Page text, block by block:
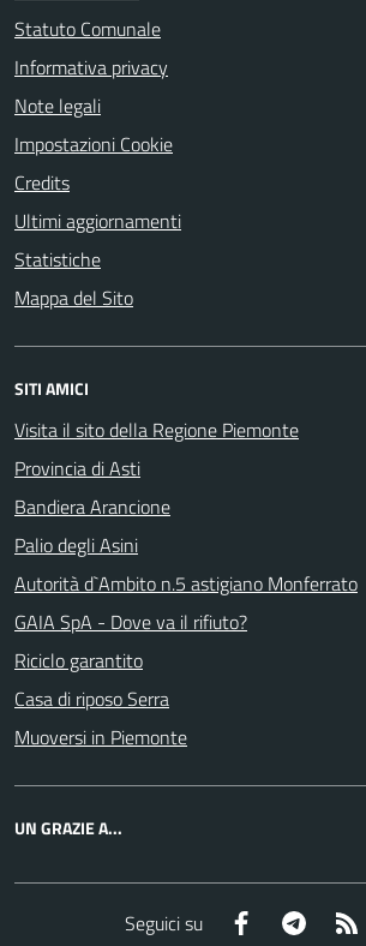
Statuto Comunale
Informativa privacy
Note legali
Impostazioni Cookie
Credits
Ultimi aggiornamenti
Statistiche
Mappa del Sito
SITI AMICI
Visita il sito della Regione Piemonte
Provincia di Asti
Bandiera Arancione
Palio degli Asini
Autorità d`Ambito n.5 astigiano Monferrato
GAIA SpA - Dove va il rifiuto?
Riciclo garantito
Casa di riposo Serra
Muoversi in Piemonte
UN GRAZIE A...
Seguici su Facebook Telegram